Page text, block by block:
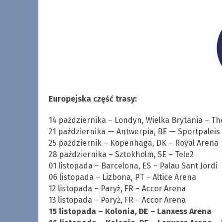
Europejska część trasy:
14 października – Londyn, Wielka Brytania –
21 października — Antwerpia, BE — Sportpaleis
25 październik – Kopenhaga, DK – Royal Arena
28 października – Sztokholm, SE – Tele2
01 listopada – Barcelona, ​​​​ES – Palau Sant Jordi
06 listopada – Lizbona, PT – Altice Arena
12 listopada – Paryż, FR – Accor Arena
13 listopada – Paryż, FR – Accor Arena
15 listopada – Kolonia, DE – Lanxess Arena